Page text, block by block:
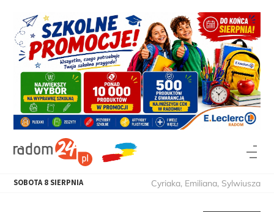
SOBOTA 8 SIERPNIA Cyriaka, Emiliana, Sylwiusza